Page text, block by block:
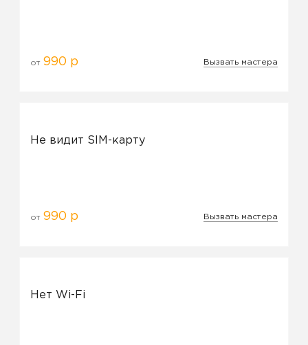
от990 р Вызвать мастера
Не видит SIM-карту
от990 р Вызвать мастера
Нет Wi-Fi